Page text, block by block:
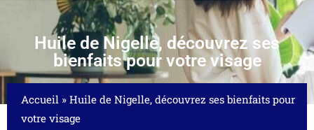
Huile de Nigelle, découvrez ses
bienfaits pour votre visage
Accueil » Huile de Nigelle, découvrez ses bienfaits pour
votre visage